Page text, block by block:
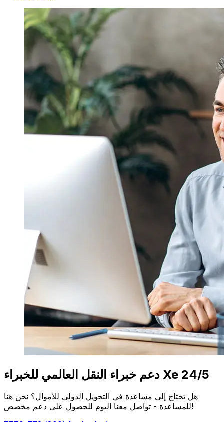
دعم خبراء النقل العالمي للخبراء Xe 24/5
هل تحتاج إلى مساعدة في التحويل الدولي للأموال؟ نحن هنا
للمساعدة - تواصل معنا اليوم للحصول على دعم مخصص!